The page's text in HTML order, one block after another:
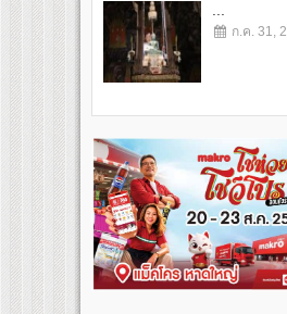
...
ก.ค. 31,